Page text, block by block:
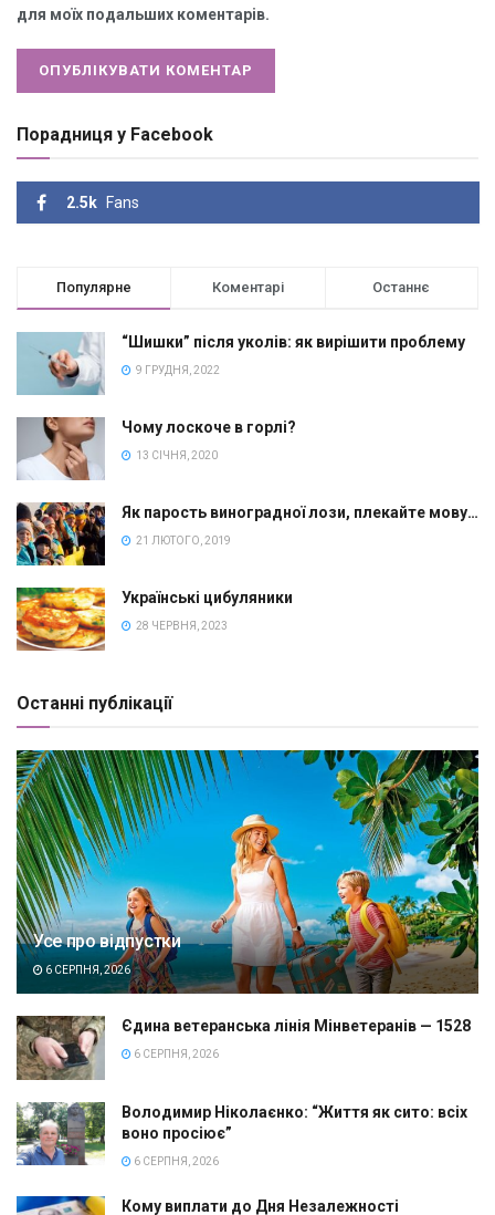
для моїх подальших коментарів.
Порадниця у Facebook
2.5k Fans
Популярне Коментарі Останнє
“Шишки” після уколів: як вирішити проблему
9 ГРУДНЯ, 2022
Чому лоскоче в горлі?
13 СІЧНЯ, 2020
Як парость виноградної лози, плекайте мову…
21 ЛЮТОГО, 2019
Українські цибуляники
28 ЧЕРВНЯ, 2023
Останні публікації
Усе про відпустки
6 СЕРПНЯ, 2026
Єдина ветеранська лінія Мінветеранів — 1528
6 СЕРПНЯ, 2026
Володимир Ніколаєнко: “Життя як сито: всіх
воно просіює”
6 СЕРПНЯ, 2026
Кому виплати до Дня Незалежності